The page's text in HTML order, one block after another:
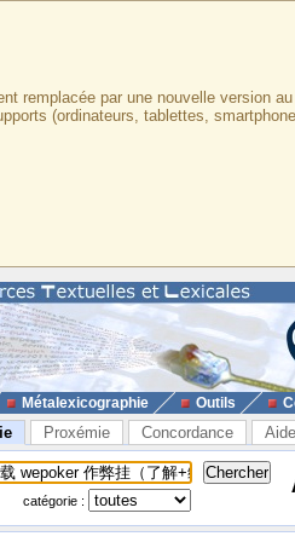
remplacée par une nouvelle version au
(ordinateurs, tablettes,
Métalexicographie Outils
Proxémie Concordance Aide
catégorie :